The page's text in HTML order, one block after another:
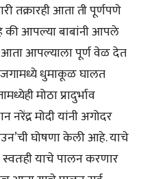
तक्रारही आता ती पूर्णपणे
आपल्या बाबांनी आपले
आपल्याला पूर्ण वेळ देत
जगामध्ये धुमाकूळ घालत
मोठा प्रादुर्भाव
मोदी यांनी अगोदर
घोषणा केली आहे. याचे
याचे पालन करणार